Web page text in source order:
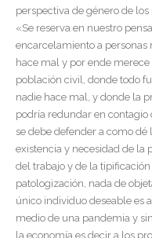
perspectiva de género de
«Se reserva en nuestro
encarcelamiento a
hace mal y por ende
población civil, donde todo
nadie hace mal, y donde la
podría redundar en
se debe defender a como
existencia y necesidad de la
del trabajo y de la
patologización, nada de
único individuo deseable es
medio de una pandemia y
la economía es decir a los